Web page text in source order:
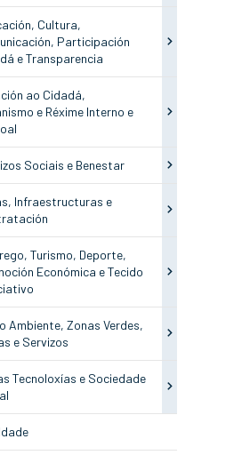
Cultura,
Participación
e Transparencia
ao Cidadá,
e Réxime Interno e
Sociais e Benestar
Infraestructuras e
Turismo, Deporte,
Económica e Tecido
Ambiente, Zonas Verdes,
e Servizos
Tecnoloxías e Sociedade